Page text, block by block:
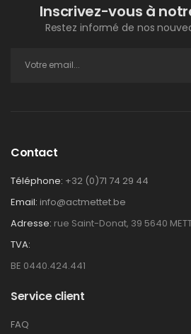
Inscrivez-vous à
Restez informé de nos
Contact
Téléphone: +32 (0)71 74 29 44
Email: info@actmettet.be
Adresse: rue Saint-Donat, 39 5640
TVA:
BE 0440.424.441
Service client
FAQ